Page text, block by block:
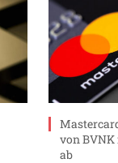
von BVNK
ab